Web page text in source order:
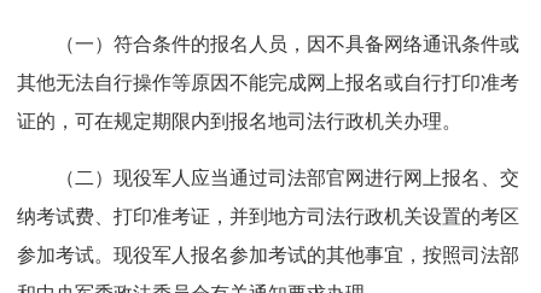
（一）符合条件的报名人员，因不具备网络通讯条件或
其他无法自行操作等原因不能完成网上报名或自行打印准考
证的，可在规定期限内到报名地司法行政机关办理。
（二）现役军人应当通过司法部官网进行网上报名、交
纳考试费、打印准考证，并到地方司法行政机关设置的考区
参加考试。现役军人报名参加考试的其他事宜，按照司法部